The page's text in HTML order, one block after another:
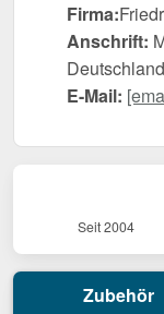
Firma:
Anschrift:
Deutschland
E-Mail:
Seit 2004
Zubehör